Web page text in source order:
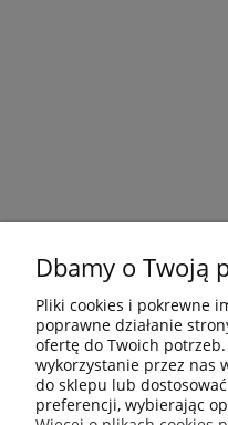
Dbamy o Twoją
Pliki cookies i pokrewne
poprawne działanie
ofertę do Twoich
wykorzystanie przez nas
do sklepu lub
preferencji, wybierając